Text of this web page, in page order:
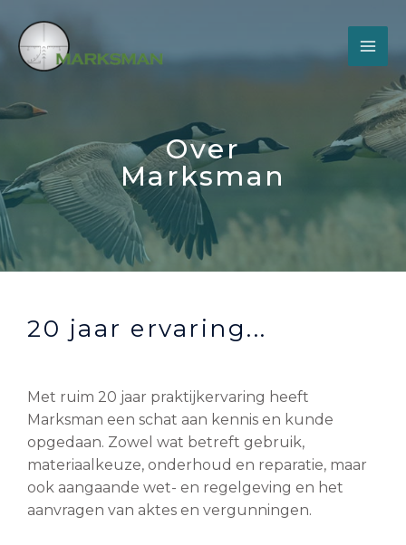
Over
Marksman
20 jaar ervaring...
Met ruim 20 jaar praktijkervaring heeft
Marksman een schat aan kennis en kunde
opgedaan. Zowel wat betreft gebruik,
materiaalkeuze, onderhoud en reparatie, maar
ook aangaande wet- en regelgeving en het
aanvragen van aktes en vergunningen.